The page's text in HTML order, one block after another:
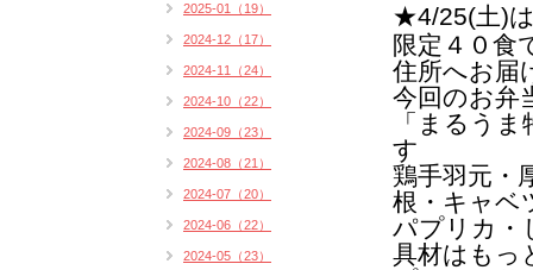
★4/25(土)
限定４０食
住所へお届
今回のお弁
「まるう
す
鶏手羽元・
根・キャベ
パプリカ・
具材はもっ
2025-01（19）
2024-12（17）
2024-11（24）
2024-10（22）
2024-09（23）
2024-08（21）
2024-07（20）
2024-06（22）
2024-05（23）